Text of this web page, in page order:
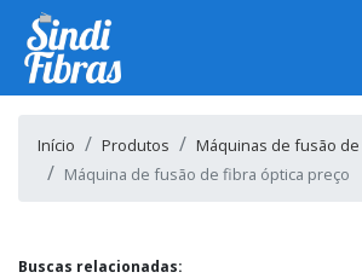
Início Produtos
Máquinas de fusão
Máquina de fusão de fibra óptica preço
Buscas relacionadas: